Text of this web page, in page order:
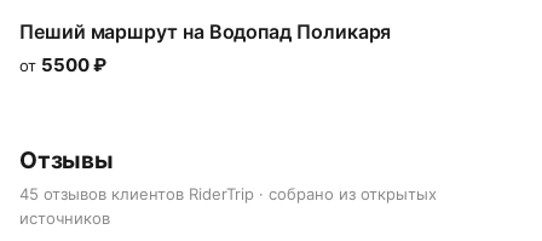
Пеший маршрут на Водопад Поликаря
от 5500₽
Отзывы
45 отзывов клиентов RiderTrip · собрано из открытых
источников